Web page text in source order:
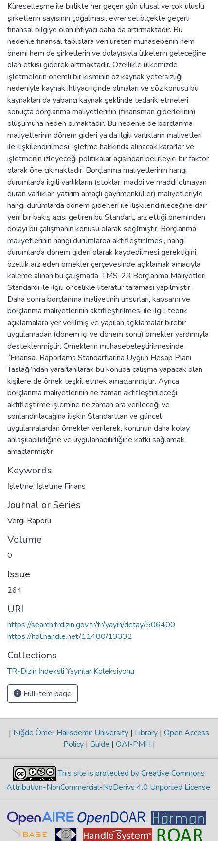
Küreselleşme ile birlikte her geçen gün ulusal ve çok uluslu
şirketlerin sayısının çoğalması, evrensel ölçekte geçerli
finansal bilgiye olan ihtiyacı daha da artırmaktadır. Bu
nedenle finansal tablolara veri üreten muhasebenin hem
önemi hem de şirketlerin ve dolayısıyla ülkelerin geleceğine
olan etkisi giderek artmaktadır. Özellikle ülkemizde
işletmelerin önemli bir kısmının öz kaynak yetersizliği
nedeniyle kaynak ihtiyacı içinde olmaları ve söz konusu bu
kaynakları da yabancı kaynak şeklinde tedarik etmeleri,
sonuçta borçlanma maliyetlerinin (finansman giderlerinin)
oluşumuna neden olmaktadır. Bu nedenle de borçlanma
maliyetlerinin dönem gideri ya da ilgili varlıkların maliyetleri
ile ilişkilendirilmesi, işletme hakkında alınacak kararlar ve
işletmenin izleyeceği politikalar açısından belirleyici bir faktör
olarak öne çıkmaktadır. Borçlanma maliyetlerinin hangi
durumlarda ilgili varlıkların (stoklar, maddi ve maddi olmayan
duran varlıklar, yatırım amaçlı gayrimenkuller) maliyetleriyle
hangi durumlarda dönem giderleri ile ilişkilendirileceğine dair
yeni bir bakış açısı getiren bu Standart, arz ettiği öneminden
dolayı bu çalışmanın konusu olarak seçilmiştir. Borçlanma
maliyetlerinin hangi durumlarda aktifleştirilmesi, hangi
durumlarda dönem gideri olarak kaydedilmesi gerektiğini,
özellik arz eden örnekler çerçevesinde açıklamak amacıyla
kaleme alınan bu çalışmada, TMS-23 Borçlanma Maliyetleri
Standardı ile ilgili öncelikle literatür taraması yapılmıştır.
Daha sonra borçlanma maliyetinin unsurları, kapsamı ve
borçlanma maliyetlerinin aktifleştirilmesi ile ilgili teorik
açıklamalara yer verilmiş ve yapılan açıklamalar birebir
uygulamadan (dönem içi ve dönem sonu) örnekler yardımıyla
desteklenmiştir. Örneklerin muhasebeleştirilmesinde
“Finansal Raporlama Standartlarına Uygun Hesap Planı
Taslağı’ndan yararlanılarak bu konuda çalışma yapacak olan
kişilere de örnek teşkil etmek amaçlanmıştır. Ayrıca
borçlanma maliyetlerinin ne zaman aktifleştirileceği,
aktifleştirme işlemine ne zaman ara verileceği ve
sonlandırılacağına ilişkin Standarttan ve güncel
uygulamalardan örnekler verilerek, konunun daha kolay
anlaşılabilirliğine ve uygulanabilirliğine katkı sağlamak
amaçlanmıştır.
Keywords
İşletme, İşletme Finans
Journal or Series
Vergi Raporu
Volume
0
Issue
264
URI
https://search.trdizin.gov.tr/tr/yayin/detay/506400
https://hdl.handle.net/11480/13332
Collections
TR-Dizin İndeksli Yayınlar Koleksiyonu
Full item page
| Niğde Ömer Halisdemir University | Library | Open Access
Policy | Guide | OAI-PMH |
This site is protected by Creative Commons
Attribution-NonCommercial-NoDerivs 4.0 Unported License.